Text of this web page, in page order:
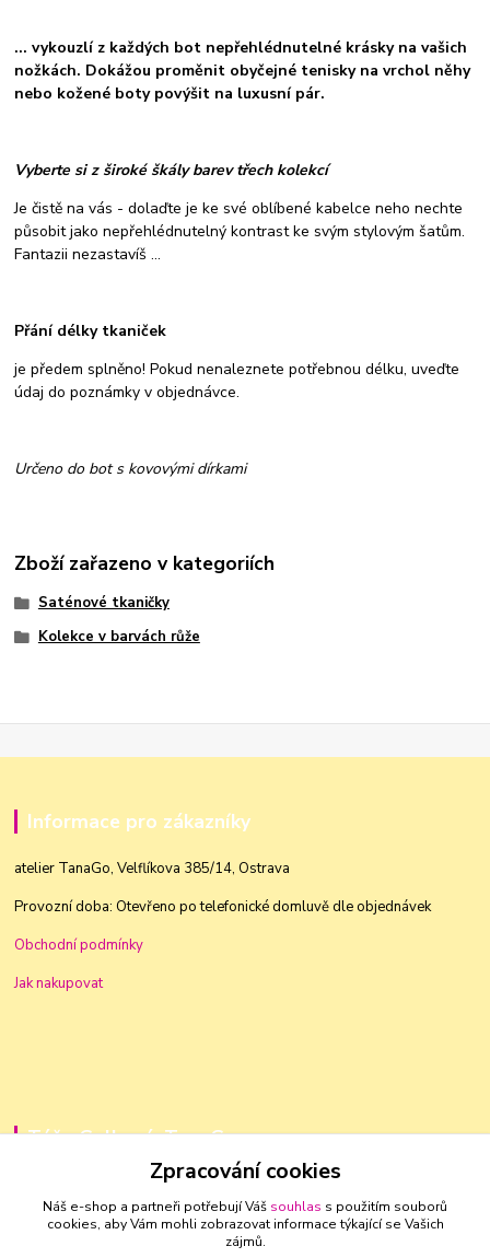
... vykouzlí z každých bot nepřehlédnutelné krásky na vašich
nožkách. Dokážou proměnit obyčejné tenisky na vrchol něhy
nebo kožené boty povýšit na luxusní pár.
Vyberte si z široké škály barev třech kolekcí
Je čistě na vás - dolaďte je ke své oblíbené kabelce neho nechte
působit jako nepřehlédnutelný kontrast ke svým stylovým šatům.
Fantazii nezastavíš ...
Přání délky tkaniček
je předem splněno! Pokud nenaleznete potřebnou délku, uveďte
údaj do poznámky v objednávce.
Určeno do bot s kovovými dírkami
Zboží zařazeno v kategoriích
Saténové tkaničky
Kolekce v barvách růže
Informace pro zákazníky
atelier TanaGo, Velflíkova 385/14, Ostrava
Provozní doba: Otevřeno po telefonické domluvě dle objednávek
Obchodní podmínky
Jak nakupovat
Táňa Golková, TanaGo
+420 603 83 88 46
golkovat@seznam.cz
Zpracování cookies
Náš e-shop a partneři potřebují Váš souhlas s použitím souborů
cookies, aby Vám mohli zobrazovat informace týkající se Vašich
zájmů.